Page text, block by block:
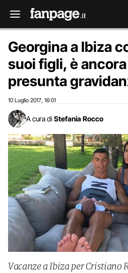
Georgina a Ibiza
suoi figli, è
presunta
10 Luglio 2017 16:01
A cura di Stefania Rocco
Vacanze a Ibiza per Cristiano